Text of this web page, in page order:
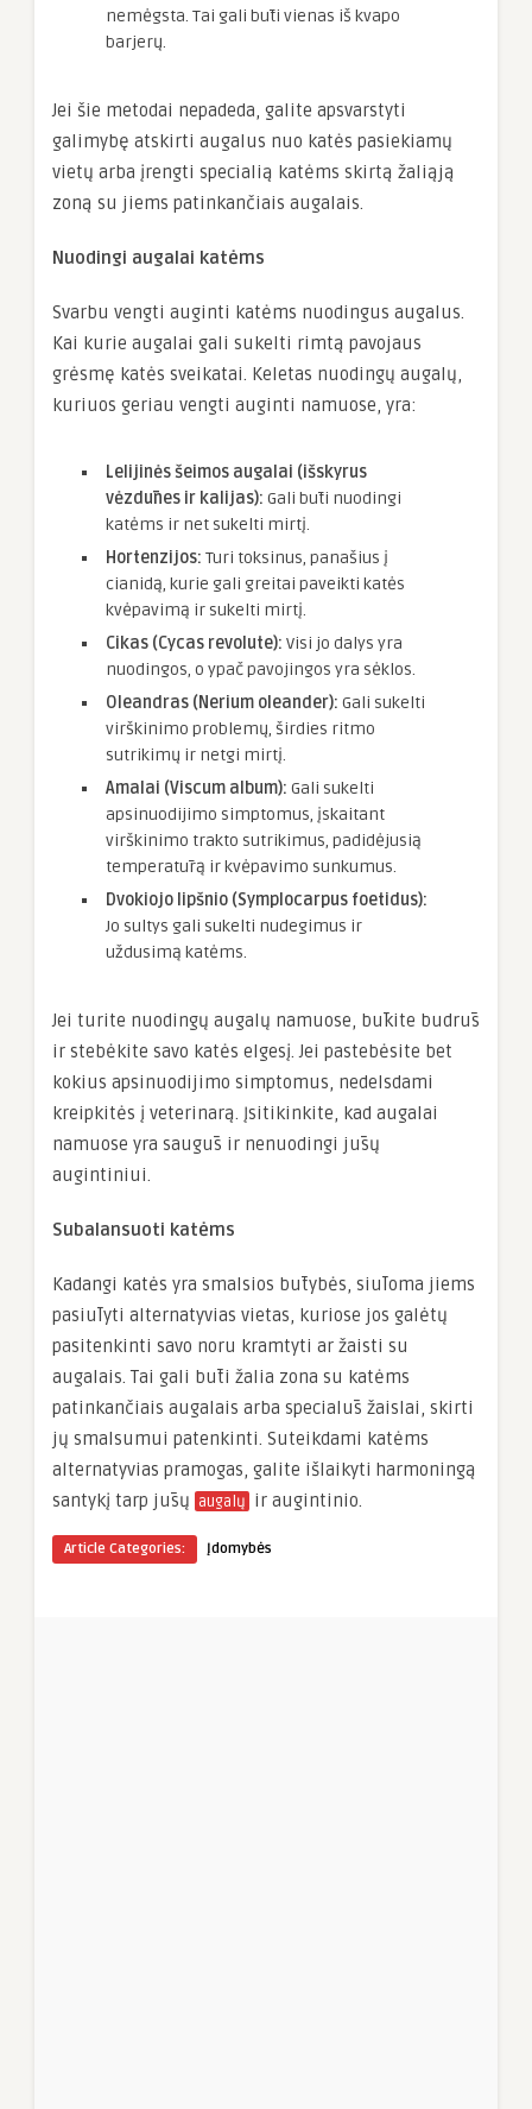
nemėgsta. Tai gali būti vienas iš kvapo
barjerų.
Jei šie metodai nepadeda, galite apsvarstyti
galimybę atskirti augalus nuo katės pasiekiamų
vietų arba įrengti specialią katėms skirtą žaliąją
zoną su jiems patinkančiais augalais.
Nuodingi augalai katėms
Svarbu vengti auginti katėms nuodingus augalus.
Kai kurie augalai gali sukelti rimtą pavojaus
grėsmę katės sveikatai. Keletas nuodingų augalų,
kuriuos geriau vengti auginti namuose, yra:
Lelijinės šeimos augalai (išskyrus
vėzdūnes ir kalijas): Gali būti nuodingi
katėms ir net sukelti mirtį.
Hortenzijos: Turi toksinus, panašius į
cianidą, kurie gali greitai paveikti katės
kvėpavimą ir sukelti mirtį.
Cikas (Cycas revolute): Visi jo dalys yra
nuodingos, o ypač pavojingos yra sėklos.
Oleandras (Nerium oleander): Gali sukelti
virškinimo problemų, širdies ritmo
sutrikimų ir netgi mirtį.
Amalai (Viscum album): Gali sukelti
apsinuodijimo simptomus, įskaitant
virškinimo trakto sutrikimus, padidėjusią
temperatūrą ir kvėpavimo sunkumus.
Dvokiojo lipšnio (Symplocarpus foetidus):
Jo sultys gali sukelti nudegimus ir
uždusimą katėms.
Jei turite nuodingų augalų namuose, būkite budrūs
ir stebėkite savo katės elgesį. Jei pastebėsite bet
kokius apsinuodijimo simptomus, nedelsdami
kreipkitės į veterinarą. Įsitikinkite, kad augalai
namuose yra saugūs ir nenuodingi jūsų
augintiniui.
Subalansuoti katėms
Kadangi katės yra smalsios būtybės, siūloma jiems
pasiūlyti alternatyvias vietas, kuriose jos galėtų
pasitenkinti savo noru kramtyti ar žaisti su
augalais. Tai gali būti žalia zona su katėms
patinkančiais augalais arba specialūs žaislai, skirti
jų smalsumui patenkinti. Suteikdami katėms
alternatyvias pramogas, galite išlaikyti harmoningą
santykį tarp jūsų augalų ir augintinio.
Article Categories: Įdomybės